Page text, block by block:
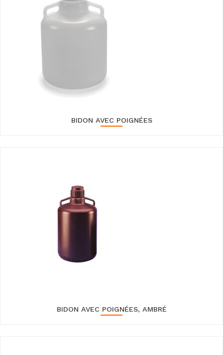
BIDON AVEC POIGNÉES
BIDON AVEC POIGNÉES, AMBRÉ